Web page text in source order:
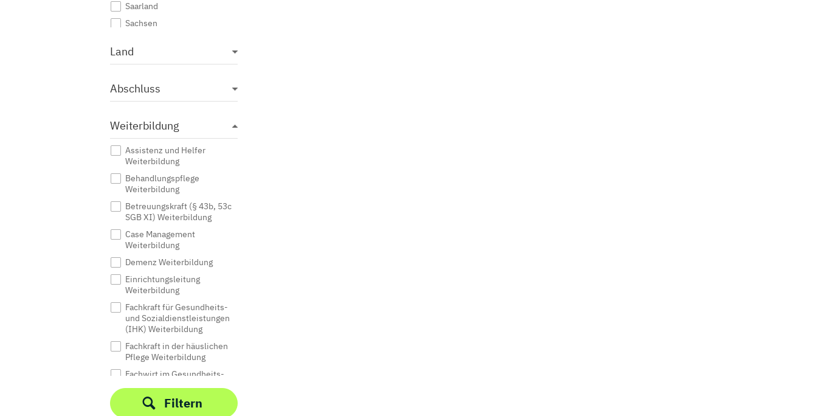
Saarland
Sachsen
Schleswig-Holstein
Land
Abschluss
Weiterbildung
Assistenz und Helfer
Weiterbildung
Behandlungspflege
Weiterbildung
Betreuungskraft (§ 43b, 53c
SGB XI) Weiterbildung
Case Management
Weiterbildung
Demenz Weiterbildung
Einrichtungsleitung
Weiterbildung
Fachkraft für Gesundheits-
und Sozialdienstleistungen
(IHK) Weiterbildung
Fachkraft in der häuslichen
Pflege Weiterbildung
Fachwirt im Gesundheits-
Weiterbildung
Gutachter Weiterbildung
Filtern